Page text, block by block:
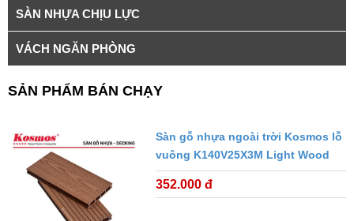
SÀN NHỰA CHỊU LỰC
VÁCH NGĂN PHÒNG
SẢN PHẨM BÁN CHẠY
Sàn gỗ nhựa ngoài trời Kosmos lỗ
vuông K140V25X3M Light Wood
352.000 đ